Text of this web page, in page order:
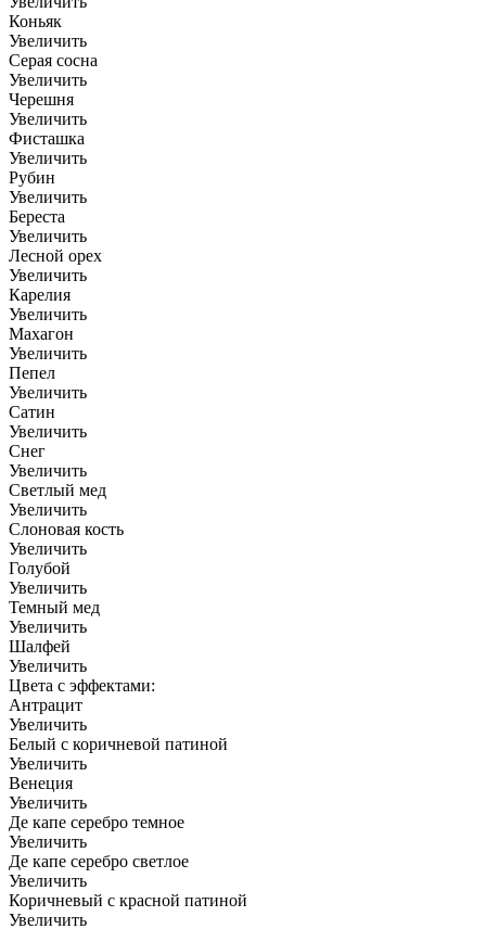
Коньяк
Увеличить
Серая сосна
Увеличить
Черешня
Увеличить
Фисташка
Увеличить
Рубин
Увеличить
Береста
Увеличить
Лесной орех
Увеличить
Карелия
Увеличить
Махагон
Увеличить
Пепел
Увеличить
Сатин
Увеличить
Снег
Увеличить
Светлый мед
Увеличить
Слоновая кость
Увеличить
Голубой
Увеличить
Темный мед
Увеличить
Шалфей
Увеличить
Цвета с эффектами:
Антрацит
Увеличить
Белый с коричневой патиной
Увеличить
Венеция
Увеличить
Де капе серебро темное
Увеличить
Де капе серебро светлое
Увеличить
Коричневый с красной патиной
Увеличить